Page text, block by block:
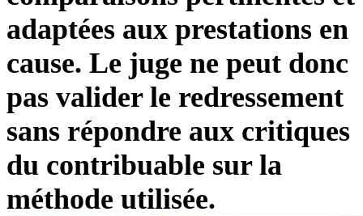
adaptées aux prestations en
cause. Le juge ne peut donc
pas valider le redressement
sans répondre aux critiques
du contribuable sur la
méthode utilisée.